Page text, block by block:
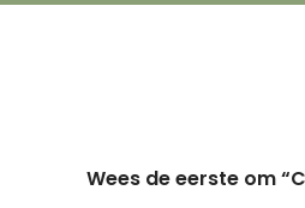
Wees de eerste om